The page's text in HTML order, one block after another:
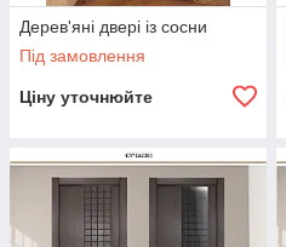
Дерев'яні двері із сосни
Під замовлення
Ціну уточнюйте